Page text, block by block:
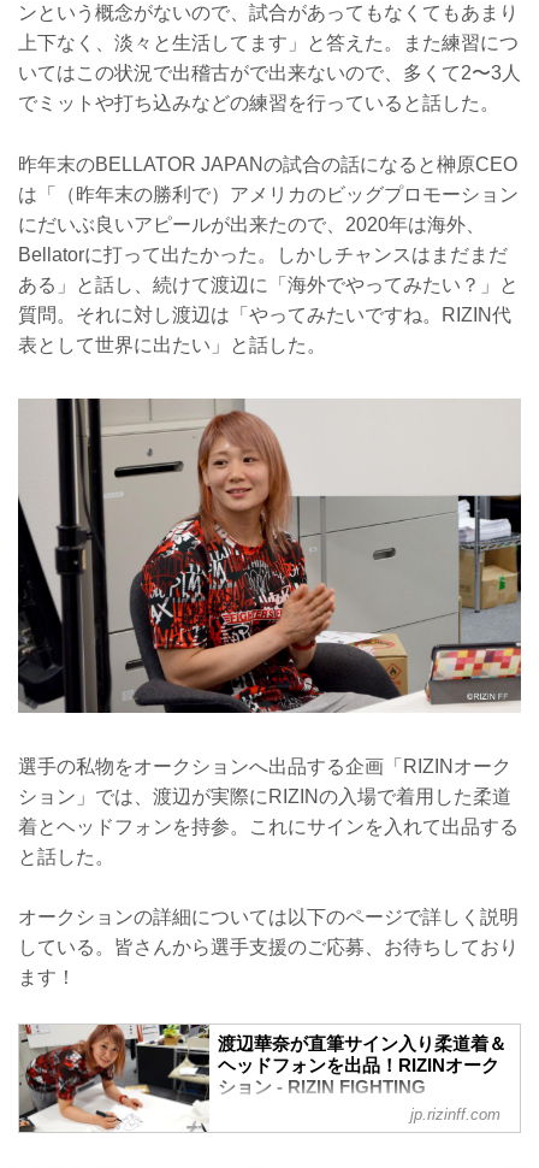
ンという概念がないので、試合があってもなくてもあまり
上下なく、淡々と生活してます」と答えた。また練習につ
いてはこの状況で出稽古がで出来ないので、多くて2〜3人
でミットや打ち込みなどの練習を行っていると話した。
昨年末のBELLATOR JAPANの試合の話になると榊原CEO
は「（昨年末の勝利で）アメリカのビッグプロモーション
にだいぶ良いアピールが出来たので、2020年は海外、
Bellatorに打って出たかった。しかしチャンスはまだまだ
ある」と話し、続けて渡辺に「海外でやってみたい？」と
質問。それに対し渡辺は「やってみたいですね。RIZIN代
表として世界に出たい」と話した。
選手の私物をオークションへ出品する企画「RIZINオーク
ション」では、渡辺が実際にRIZINの入場で着用した柔道
着とヘッドフォンを持参。これにサインを入れて出品する
と話した。
オークションの詳細については以下のページで詳しく説明
している。皆さんから選手支援のご応募、お待ちしており
ます！
渡辺華奈が直筆サイン入り柔道着＆
ヘッドフォンを出品！RIZINオーク
ション - RIZIN FIGHTING
FEDERATION オフィシャルサイト
jp.rizinff.com